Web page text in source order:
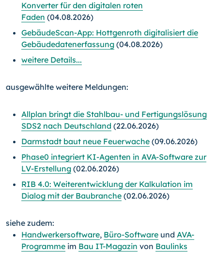
Konverter für den digitalen roten
Faden (04.08.2026)
GebäudeScan-App: Hottgenroth digitalisiert die
Gebäudedatenerfassung (04.08.2026)
weitere Details...
ausgewählte weitere Meldungen:
Allplan bringt die Stahlbau- und Fertigungslösung
SDS2 nach Deutschland (22.06.2026)
Darmstadt baut neue Feuerwache (09.06.2026)
Phase0 integriert KI-Agenten in AVA-Software zur
LV-Erstellung (02.06.2026)
RIB 4.0: Weiterentwicklung der Kalkulation im
Dialog mit der Baubranche (02.06.2026)
siehe zudem:
Handwerkersoftware, Büro-Software und AVA-
Programme im Bau IT-Magazin von Baulinks